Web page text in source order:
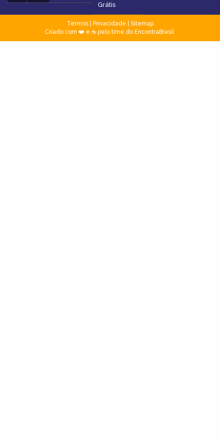
Grátis
Termos| Privacidade
Sitemap
Criado com ❤️ e ☕ pelo time do EncontraBrasil